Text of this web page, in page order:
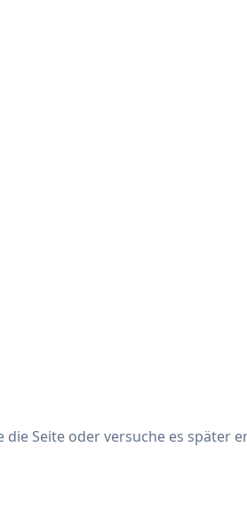
Seite oder versuche es später